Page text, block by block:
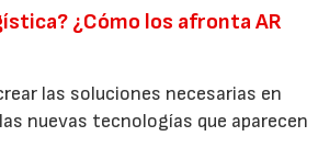
¿Cómo los afronta AR
las soluciones necesarias en
nuevas tecnologías que aparecen